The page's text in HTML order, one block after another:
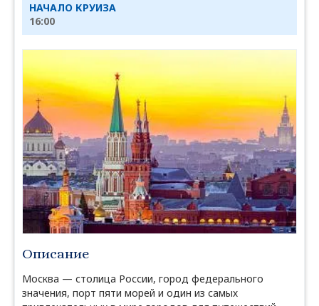
НАЧАЛО КРУИЗА
16:00
Описание
Москва — столица России, город федерального
значения, порт пяти морей и один из самых